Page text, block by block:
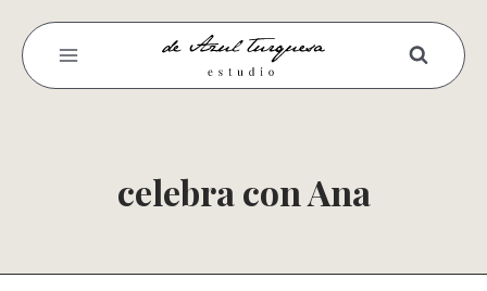
contenido
celebra con Ana